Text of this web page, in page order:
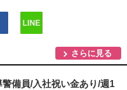
さらに見る
備員/入社祝い金あり/週1